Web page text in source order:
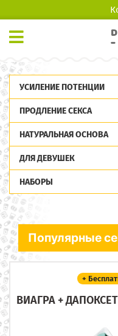
УСИЛЕНИЕ ПОТЕНЦИИ
ПРОДЛЕНИЕ СЕКСА
НАТУРАЛЬНАЯ ОСНОВА
ДЛЯ ДЕВУШЕК
НАБОРЫ
Популярные
+
ВИАГРА +